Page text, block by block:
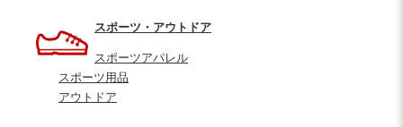
スポーツ・アウトドア
スポーツアパレル
スポーツ用品
アウトドア